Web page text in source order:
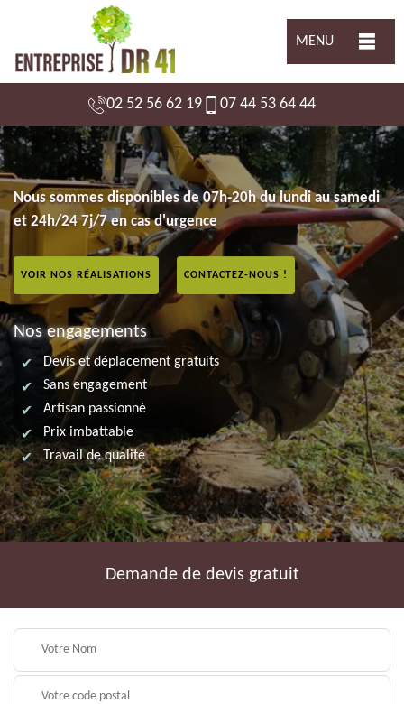
MENU
02 52 56 62 19 07 44 53 64 44
Nous sommes disponibles de 07h-20h du lundi au samedi
et 24h/24 7j/7 en cas d'urgence
VOIR NOS RÉALISATIONS CONTACTEZ-NOUS !
Nos engagements
Devis et déplacement gratuits
Sans engagement
Artisan passionné
Prix imbattable
Travail de qualité
Demande de devis gratuit